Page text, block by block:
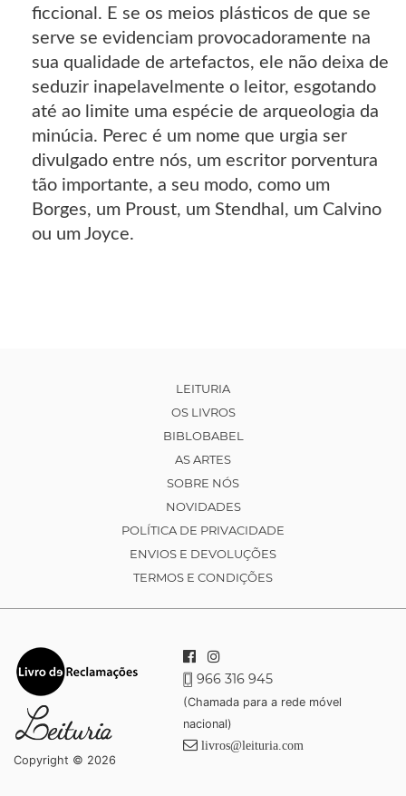
ficcional. E se os meios plásticos de que se
serve se evidenciam provocadoramente na
sua qualidade de artefactos, ele não deixa de
seduzir inapelavelmente o leitor, esgotando
até ao limite uma espécie de arqueologia da
minúcia. Perec é um nome que urgia ser
divulgado entre nós, um escritor porventura
tão importante, a seu modo, como um
Borges, um Proust, um Stendhal, um Calvino
ou um Joyce.
LEITURIA
OS LIVROS
BIBLOBABEL
AS ARTES
SOBRE NÓS
NOVIDADES
POLÍTICA DE PRIVACIDADE
ENVIOS E DEVOLUÇÕES
TERMOS E CONDIÇÕES
Copyright © 2026
966 316 945
(Chamada para a rede móvel
nacional)
livros@leituria.com